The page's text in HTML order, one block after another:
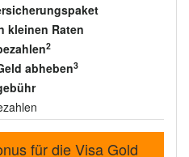
kleinen Raten
2
abheben3
für die Visa Gold